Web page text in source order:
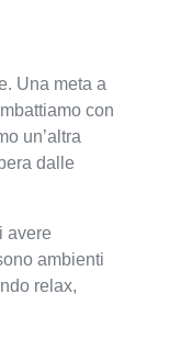
Una meta a
con
un’altra
dalle
avere
ambienti
relax,